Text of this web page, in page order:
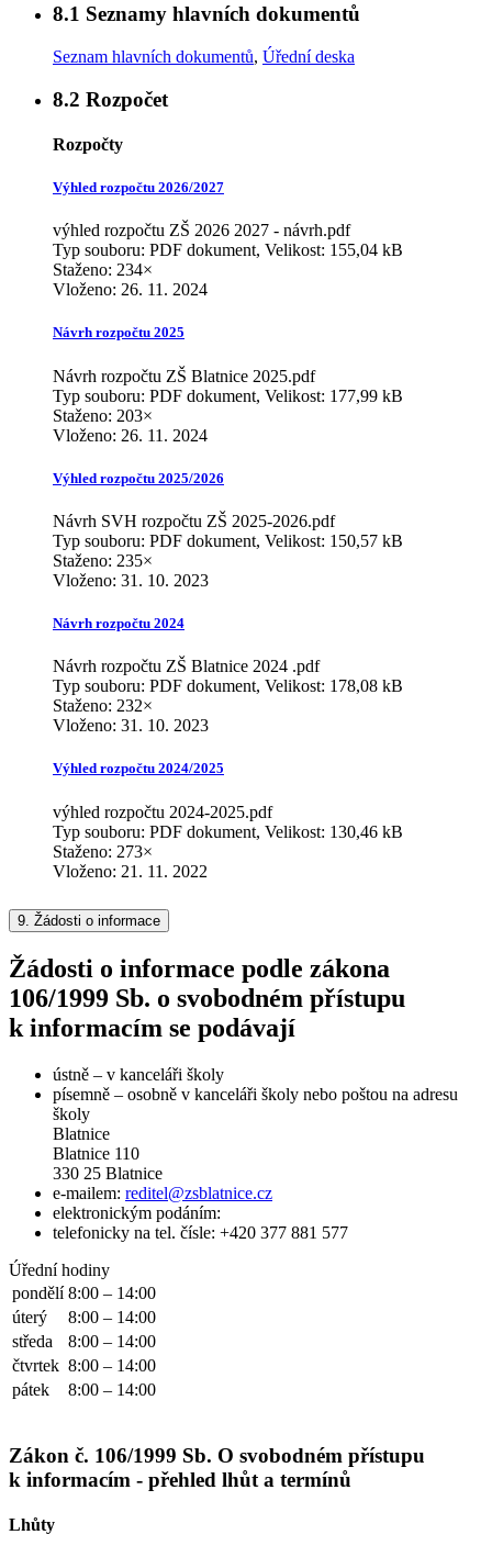
8.1 Seznamy hlavních dokumentů
Seznam hlavních dokumentů, Úřední deska
8.2 Rozpočet
Rozpočty
Výhled rozpočtu 2026/2027
výhled rozpočtu ZŠ 2026 2027 - návrh.pdf
Typ souboru: PDF dokument, Velikost: 155,04 kB
Staženo: 234×
Vloženo: 26. 11. 2024
Návrh rozpočtu 2025
Návrh rozpočtu ZŠ Blatnice 2025.pdf
Typ souboru: PDF dokument, Velikost: 177,99 kB
Staženo: 203×
Vloženo: 26. 11. 2024
Výhled rozpočtu 2025/2026
Návrh SVH rozpočtu ZŠ 2025-2026.pdf
Typ souboru: PDF dokument, Velikost: 150,57 kB
Staženo: 235×
Vloženo: 31. 10. 2023
Návrh rozpočtu 2024
Návrh rozpočtu ZŠ Blatnice 2024 .pdf
Typ souboru: PDF dokument, Velikost: 178,08 kB
Staženo: 232×
Vloženo: 31. 10. 2023
Výhled rozpočtu 2024/2025
výhled rozpočtu 2024-2025.pdf
Typ souboru: PDF dokument, Velikost: 130,46 kB
Staženo: 273×
Vloženo: 21. 11. 2022
9. Žádosti o informace
Žádosti o informace podle zákona
106/1999 Sb. o svobodném přístupu
k informacím se podávají
ústně – v kanceláři školy
písemně – osobně v kanceláři školy nebo poštou na adresu
školy
Blatnice
Blatnice 110
330 25 Blatnice
e-mailem: reditel@zsblatnice.cz
elektronickým podáním:
telefonicky na tel. čísle: +420 377 881 577
Úřední hodiny
pondělí 8:00 – 14:00
úterý
8:00 – 14:00
středa
8:00 – 14:00
čtvrtek 8:00 – 14:00
pátek
8:00 – 14:00
Zákon č. 106/1999 Sb. O svobodném přístupu
k informacím - přehled lhůt a termínů
Lhůty